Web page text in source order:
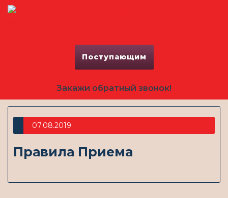
Поступающим
Закажи обратный звонок!
07.08.2019
Правила Приема